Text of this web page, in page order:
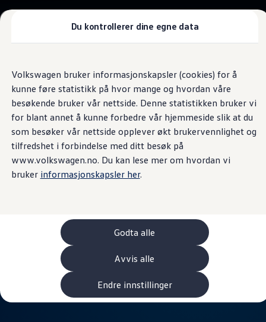
Du kontrollerer dine egne data
Volkswagen bruker informasjonskapsler (cookies) for å
kunne føre statistikk på hvor mange og hvordan våre
besøkende bruker vår nettside. Denne statistikken bruker vi
for blant annet å kunne forbedre vår hjemmeside slik at du
som besøker vår nettside opplever økt brukervennlighet og
tilfredshet i forbindelse med ditt besøk på
www.volkswagen.no. Du kan lese mer om hvordan vi
bruker informasjonskapsler her.
Godta alle
Avvis alle
Endre innstillinger
hovedinnhold
til
footer
Tilbehør
ID. Buzz GTX Lang Varebil
Kampanjer
ID. Polo
ID.3
ID.3 Neo
ID.4
ID.7 Tourer
Våre varebiler
Prislister
Kampanjer
ID. Buzz Cargo
Lastsikring
Billån
Bilforsikring
Varebiler med firehjulstrekk
Proff leasing
Kundeløfter
Connect Pro
Klimakalkulator
Finansiering
Nytt liv til brukte
batterier
Elbiler gjør det mulig å kjøre helt uten CO -utslipp. For at elbilen
skal være et mer bærekraftig alternativ, må det likevel også
satses på bærekraftige løsninger i produksjonen av
elbilbatteriene. Den avanserte utvinningen av råstoffer gjør ikke
Gjenvinningsanlegget i Salzgitter i Tyskland er derfor et viktig
skritt mot å kunne gjenvinne de verdifulle råstoffene til bruk i